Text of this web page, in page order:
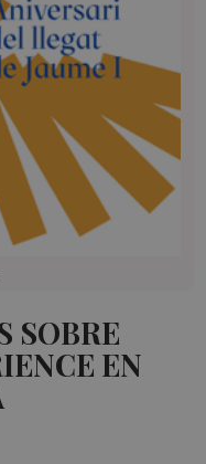
SOBRE
EN